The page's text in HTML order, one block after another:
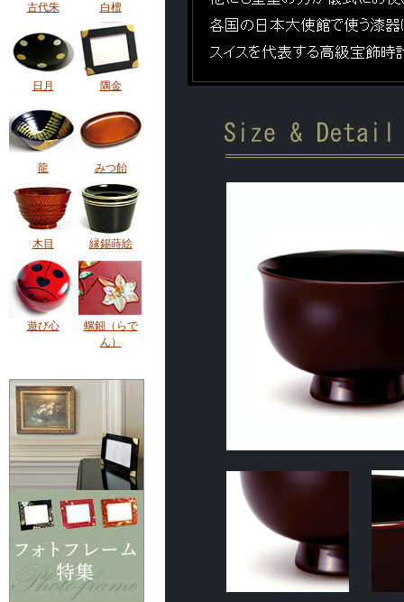
古代朱 白檀
日月 隅金
龍 みつ飴
木目 縁錫蒔絵
遊び心
螺鈿（らで
ん）